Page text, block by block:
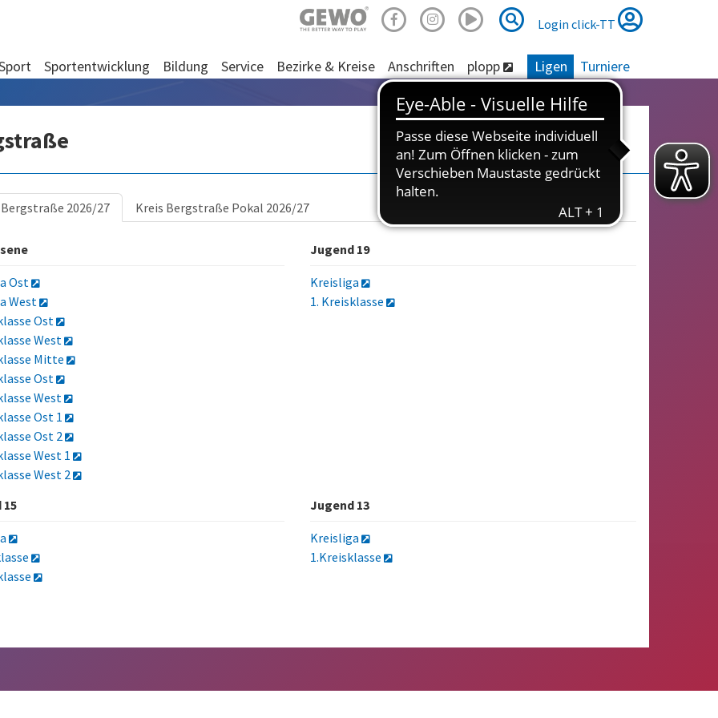
Suche
Suche
Login click-TT
Sportentwicklung Bildung Service Bezirke & Kreise Anschriften plopp Ligen Turniere
2026/27 Kreis Bergstraße Pokal 2026/27
Ost
West
Ost
West
Mitte
Ost
West
Ost 1
Ost 2
West 1
West 2
Jugend 19
Kreisliga
1. Kreisklasse
Jugend 13
Kreisliga
1.Kreisklasse